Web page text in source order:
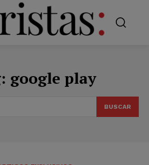
google play
BUSCAR